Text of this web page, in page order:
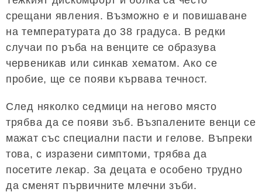
срещани явления. Възможно е и повишаване
на температурата до 38 градуса. В редки
случаи по ръба на венците се образува
червеникав или синкав хематом. Ако се
пробие, ще се появи кървава течност.
След няколко седмици на негово място
трябва да се появи зъб. Възпалените венци се
мажат със специални пасти и гелове. Въпреки
това, с изразени симптоми, трябва да
посетите лекар. За децата е особено трудно
да сменят първичните млечни зъби.